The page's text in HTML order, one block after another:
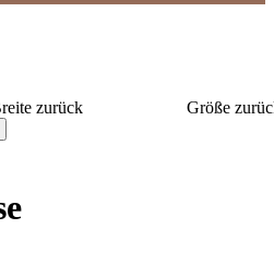
zurück
Größe